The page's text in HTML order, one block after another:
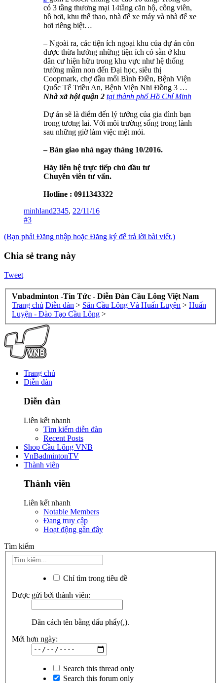
có 3 tầng thương mại 14tầng căn hộ, công viên,
hồ bơi, khu thể thao, nhà để xe máy và nhà để xe
hơi riêng biệt…
– Ngoài ra, các tiện ích ngoại khu của dự án còn
được thừa hưởng những tiện ích có sẵn ở khu
dân cư hiện hữu trong khu vực như hệ thống
trường mầm non đến Đại học, siêu thị
Coopmark, chợ đầu mối Bình Điền, Bệnh Viện
Quốc Tế Triều An, Bệnh Viện Nhi Đồng 3 …
Nhà xã hội quận 2 tại thành phố Hồ Chí Minh
Dự án sẽ là điểm đến lý tưởng của gia đình bạn
trong tương lai. Với môi trường sống trong lành
sau những giờ làm việc mệt mỏi.
– Bàn giao nhà ngay tháng 10/2016.
Hãy liên hệ trực tiếp chủ đầu tư
Chuyên viên tư vấn.
Hotline : 0911343322
minhland2345, 22/11/16
#3
(Bạn phải Đăng nhập hoặc Đăng ký để trả lời bài viết.)
Chia sẻ trang này
Tweet
Vnbadminton -Tin Tức - Diễn Đàn Cầu Lông Việt Nam
Trang chủ Diễn đàn > Sân Cầu Lông Và Huấn Luyện > Huấn
Luyện - Đào Tạo Cầu Lông >
Trang chủ
Diễn đàn
Diễn đàn
Liên kết nhanh
Tìm kiếm diễn đàn
Recent Posts
Shop Cầu Lông VNB
VnBadmintonTV
Thành viên
Thành viên
Liên kết nhanh
Notable Members
Đang truy cập
Hoạt động gần đây
Tìm kiếm
Chỉ tìm trong tiêu đề
Được gửi bởi thành viên:
Dãn cách tên bằng dấu phẩy(,).
Mới hơn ngày:
Search this thread only
Search this forum only